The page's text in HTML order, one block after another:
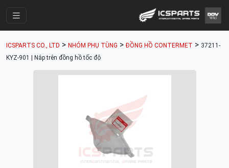
Parts Catalogue
Nhóm Phụ Tùng
Tài khoản
ICSPARTS CO., LTD > NHÓM PHỤ TÙNG > ĐỒNG HỒ CONTERMET > 37211-
KYZ-901 | Nắp trên đồng hồ tốc độ